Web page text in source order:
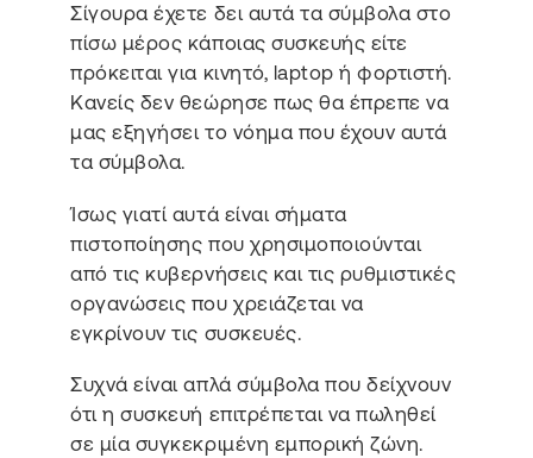
Σίγουρα έχετε δει αυτά τα σύμβολα στο
πίσω μέρος κάποιας συσκευής είτε
πρόκειται για κινητό, laptop ή φορτιστή.
Κανείς δεν θεώρησε πως θα έπρεπε να
μας εξηγήσει το νόημα που έχουν αυτά
τα σύμβολα.
Ίσως γιατί αυτά είναι σήματα
πιστοποίησης που χρησιμοποιούνται
από τις κυβερνήσεις και τις ρυθμιστικές
οργανώσεις που χρειάζεται να
εγκρίνουν τις συσκευές.
Συχνά είναι απλά σύμβολα που δείχνουν
ότι η συσκευή επιτρέπεται να πωληθεί
σε μία συγκεκριμένη εμπορική ζώνη.